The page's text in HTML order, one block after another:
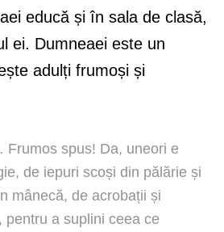
educă și în sala de clasă,
ei. Dumneaei este un
adulți frumoși și
spus! Da, uneori e
de iepuri scoși din pălărie și
mânecă, de acrobații și
pentru a suplini ceea ce